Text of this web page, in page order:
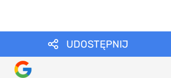
UDOSTĘPNIJ